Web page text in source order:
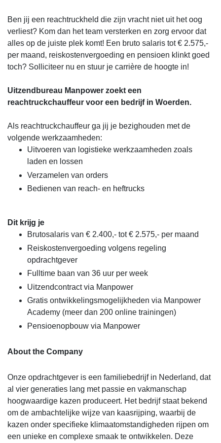
Ben jij een reachtruckheld die zijn vracht niet uit het oog
verliest? Kom dan het team versterken en zorg ervoor dat
alles op de juiste plek komt! Een bruto salaris tot € 2.575,-
per maand, reiskostenvergoeding en pensioen klinkt goed
toch? Solliciteer nu en stuur je carrière de hoogte in!
Uitzendbureau Manpower zoekt een
reachtruckchauffeur voor een bedrijf in Woerden.
Als reachtruckchauffeur ga jij je bezighouden met de
volgende werkzaamheden:
Uitvoeren van logistieke werkzaamheden zoals
laden en lossen
Verzamelen van orders
Bedienen van reach- en heftrucks
Dit krijg je
Brutosalaris van € 2.400,- tot € 2.575,- per maand
Reiskostenvergoeding volgens regeling
opdrachtgever
Fulltime baan van 36 uur per week
Uitzendcontract via Manpower
Gratis ontwikkelingsmogelijkheden via Manpower
Academy (meer dan 200 online trainingen)
Pensioenopbouw via Manpower
About the Company
Onze opdrachtgever is een familiebedrijf in Nederland, dat
al vier generaties lang met passie en vakmanschap
hoogwaardige kazen produceert. Het bedrijf staat bekend
om de ambachtelijke wijze van kaasrijping, waarbij de
kazen onder specifieke klimaatomstandigheden rijpen om
een unieke en complexe smaak te ontwikkelen. Deze